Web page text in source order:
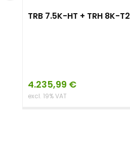
TRB 7.5K-HT + TRH 8K-T2
4.235,99 €
excl. 19% VAT